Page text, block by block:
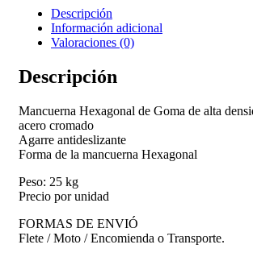
Descripción
Información adicional
Valoraciones (0)
Descripción
Mancuerna Hexagonal de Goma de alta
acero cromado
Agarre antideslizante
Forma de la mancuerna Hexagonal
Peso: 25 kg
Precio por unidad
FORMAS DE ENVIÓ
Flete / Moto / Encomienda o Transporte.